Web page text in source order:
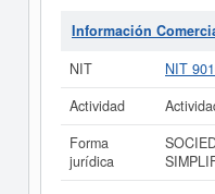
Información
NIT
NIT
Actividad
Forma
jurídica